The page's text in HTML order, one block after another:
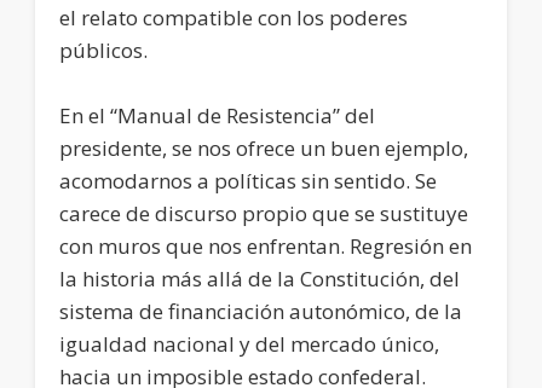
el relato compatible con los poderes
públicos.
En el “Manual de Resistencia” del
presidente, se nos ofrece un buen ejemplo,
acomodarnos a políticas sin sentido. Se
carece de discurso propio que se sustituye
con muros que nos enfrentan. Regresión en
la historia más allá de la Constitución, del
sistema de financiación autonómico, de la
igualdad nacional y del mercado único,
hacia un imposible estado confederal.